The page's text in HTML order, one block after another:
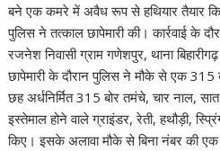
बने एक कमरे में अवैध रूप से हथियार तैयार
पुलिस ने तत्काल छापेमारी की। कार्रवाई के
रजनेश निवासी ग्राम गणेशपुर, थाना
छापेमारी के दौरान पुलिस ने मौके से एक 315
छह अर्धनिर्मित 315 बोर तमंचे, चार नाल,
इस्तेमाल होने वाले ग्राइंडर, रेती, हथौड़ी,
किए। इसके अलावा मौके से बिना नंबर की